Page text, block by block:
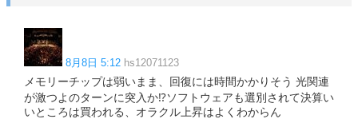
8月8日 5:12 hs12071123
メモリーチップは弱いまま、回復には時間かかりそう 光関連
が激つよのターンに突入か⁉️ソフトウェアも選別されて決算い
いところは買われる、オラクル上昇はよくわからん